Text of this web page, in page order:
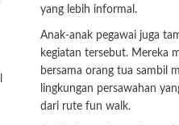
yang lebih informal.
Anak-anak pegawai juga
kegiatan tersebut. Mereka
bersama orang tua sambil
lingkungan persawahan
dari rute fun walk.